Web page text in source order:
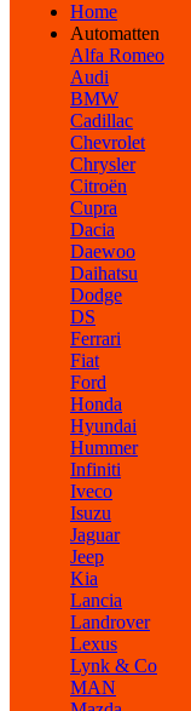
Home
Automatten
Alfa Romeo
Audi
BMW
Cadillac
Chevrolet
Chrysler
Citroën
Cupra
Dacia
Daewoo
Daihatsu
Dodge
DS
Ferrari
Fiat
Ford
Honda
Hyundai
Hummer
Infiniti
Iveco
Isuzu
Jaguar
Jeep
Kia
Lancia
Landrover
Lexus
Lynk & Co
MAN